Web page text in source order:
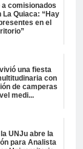
comisionados
La Quiaca: “Hay
en el
una fiesta
con
de camperas
medi...
UNJu abre la
para Analista